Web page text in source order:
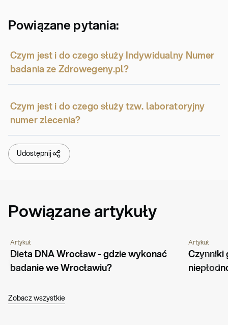
Powiązane pytania:
Czym jest i do czego służy Indywidualny Numer
badania ze Zdrowegeny.pl?
Czym jest i do czego służy tzw. laboratoryjny
numer zlecenia?
Udostępnij
Powiązane artykuły
PORADNIK PYTANIA I ODPOWIEDZI
Artykuł
Dieta DNA Wrocław - gdzie wykonać
badanie we Wrocławiu?
PORADNIK
Artykuł
Czynniki
Zobacz wszystkie